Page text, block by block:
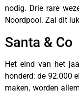
nodig. Drie rare
Noordpool. Zal dit
Santa & Co
Het eind van het
honderd: de 92.000
maken, worden